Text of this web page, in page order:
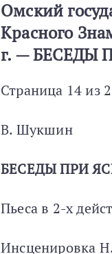
Омский
Красного
г. — БЕСЕДЫ
Страница 14 из
В. Шукшин
БЕСЕДЫ ПРИ
Пьеса в 2-х
Инсценировка